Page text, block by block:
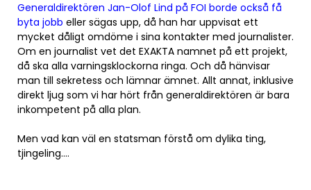
Generaldirektören Jan-Olof Lind på FOI borde också få
byta jobb eller sägas upp, då han har uppvisat ett
mycket dåligt omdöme i sina kontakter med journalister.
Om en journalist vet det EXAKTA namnet på ett projekt,
då ska alla varningsklockorna ringa. Och då hänvisar
man till sekretess och lämnar ämnet. Allt annat, inklusive
direkt ljug som vi har hört från generaldirektören är bara
inkompetent på alla plan.
Men vad kan väl en statsman förstå om dylika ting,
tjingeling….